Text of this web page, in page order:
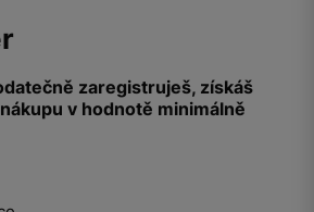
zaregistruješ, získáš
v hodnotě minimálně